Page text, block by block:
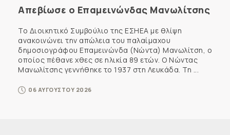
Απεβίωσε ο Επαμεινώνδας Μανωλίτσης
Το Διοικητικό Συμβούλιο της ΕΣΗΕΑ με θλίψη
ανακοινώνει την απώλεια του παλαίμαχου
δημοσιογράφου Επαμεινώνδα (Νώντα) Μανωλίτση, ο
οποίος πέθανε χθες σε ηλικία 89 ετών. Ο Νώντας
Μανωλίτσης γεννήθηκε το 1937 στη Λευκάδα. Τη ...
06 ΑΥΓΟΥΣΤΟΥ 2026